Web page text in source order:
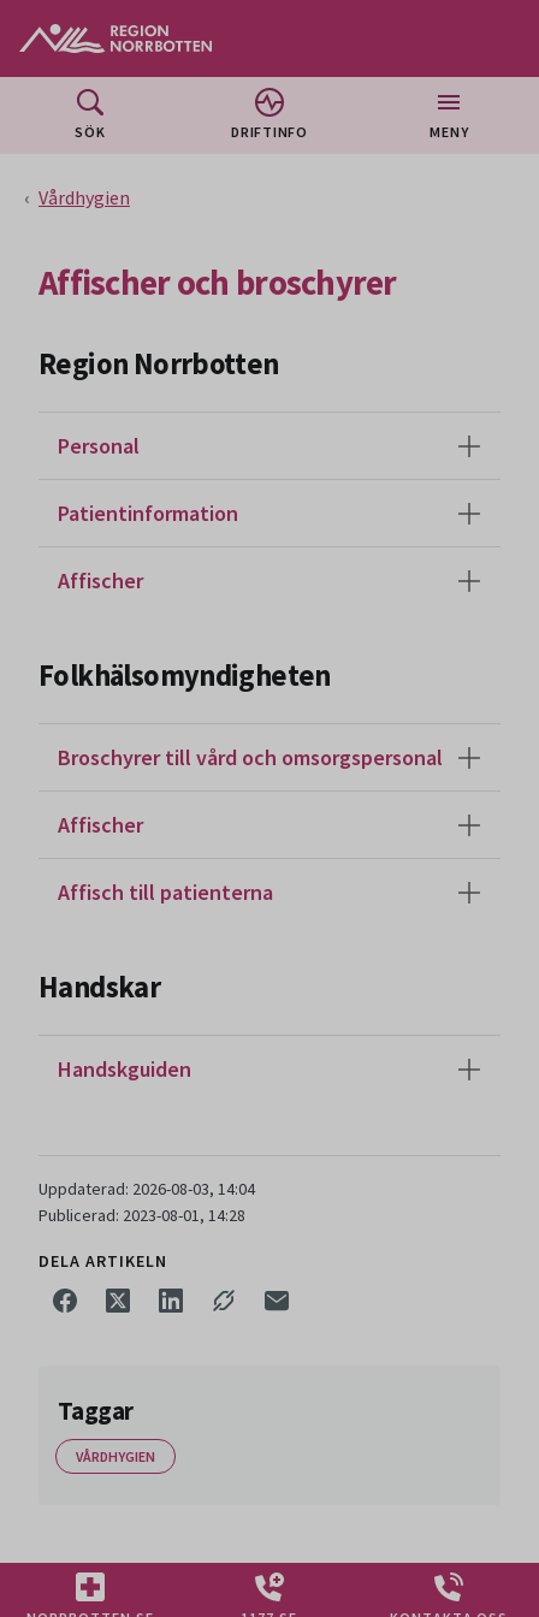
SÖK DRIFTINFO MENY
Vårdhygien
Affischer och broschyrer
Region Norrbotten
Personal
Patientinformation
Affischer
Folkhälsomyndigheten
Broschyrer till vård och omsorgspersonal
Affischer
Affisch till patienterna
Handskar
Handskguiden
Uppdaterad: 2026-08-03, 14:04
Publicerad: 2023-08-01, 14:28
DELA ARTIKELN
Taggar
VÅRDHYGIEN